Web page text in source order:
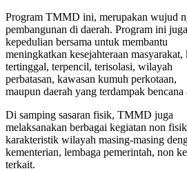
Program TMMD ini, merupakan wujud
pembangunan di daerah. Program ini
kepedulian bersama untuk membantu
meningkatkan kesejahteraan
tertinggal, terpencil, terisolasi, wilayah
perbatasan, kawasan kumuh perkotaan,
maupun daerah yang terdampak bencana
Di samping sasaran fisik, TMMD juga
melaksanakan berbagai kegiatan non
karakteristik wilayah masing-masing
kementerian, lembaga pemerintah, non
terkait.